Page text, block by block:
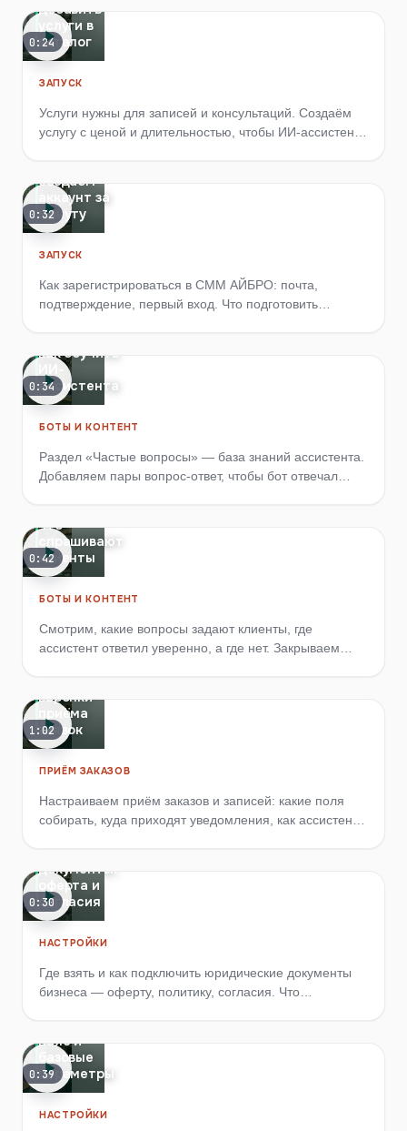
добавить
услуги в
каталог
0:24
ЗАПУСК
Услуги нужны для записей и консультаций. Создаём
услугу с ценой и длительностью, чтобы ИИ-ассистент
создаём
аккаунт за
минуту
0:32
ЗАПУСК
Как зарегистрироваться в СММ АЙБРО: почта,
подтверждение, первый вход. Что подготовить
как обучить
ассистента
0:34
БОТЫ И КОНТЕНТ
Раздел «Частые вопросы» — база знаний ассистента.
Добавляем пары вопрос-ответ, чтобы бот отвечал
что
спрашивают
клиенты
0:42
БОТЫ И КОНТЕНТ
Смотрим, какие вопросы задают клиенты, где
ассистент ответил уверенно, а где нет. Закрываем
воронки
приёма
заявок
1:02
ПРИЁМ ЗАКАЗОВ
Настраиваем приём заказов и записей: какие поля
собирать, куда приходят уведомления, как ассистент
документы:
оферта и
согласия
0:30
НАСТРОЙКИ
Где взять и как подключить юридические документы
бизнеса — оферту, политику, согласия. Что
пояс и
базовые
параметры
0:39
НАСТРОЙКИ